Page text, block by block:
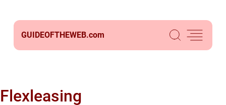
GUIDEOFTHEWEB.com
Flexleasing